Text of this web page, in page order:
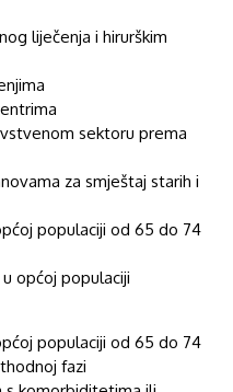
liječenja i hirurškim
sektoru prema
za smještaj starih i
populaciji od 65 do 74
populaciji
populaciji od 65 do 74
fazi